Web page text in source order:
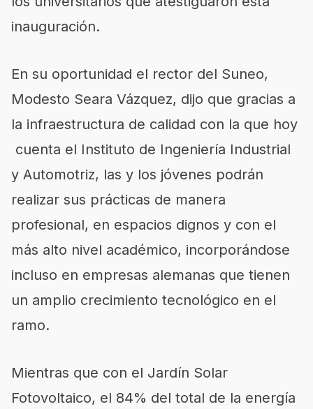
inauguración.
En su oportunidad el rector del Suneo,
Modesto Seara Vázquez, dijo que gracias a
la infraestructura de calidad con la que hoy
cuenta el Instituto de Ingeniería Industrial
y Automotriz, las y los jóvenes podrán
realizar sus prácticas de manera
profesional, en espacios dignos y con el
más alto nivel académico, incorporándose
incluso en empresas alemanas que tienen
un amplio crecimiento tecnológico en el
ramo.
Mientras que con el Jardín Solar
Fotovoltaico, el 84% del total de la energía